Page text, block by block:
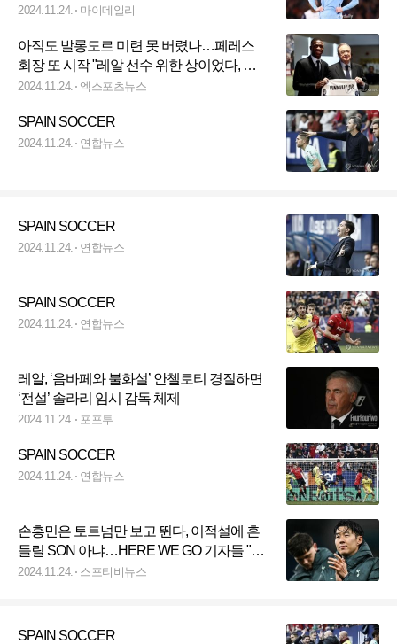
'디펜딩 챔프' 맨시티
2024.11.24. 마이데일리
아직도 발롱도르 미련 못 버렸나…페레스
회장 또 시작 "레알 선수 위한 상이었다, 믿
기 힘든 일 벌어져"
2024.11.24. 엑스포츠뉴스
SPAIN SOCCER
2024.11.24. 연합뉴스
SPAIN SOCCER
2024.11.24. 연합뉴스
SPAIN SOCCER
2024.11.24. 연합뉴스
레알, ‘음바페와 불화설’ 안첼로티 경질하면
‘전설’ 솔라리 임시 감독 체제
2024.11.24. 포포투
SPAIN SOCCER
2024.11.24. 연합뉴스
손흥민은 토트넘만 보고 뛴다, 이적설에 흔
들릴 SON 아냐…HERE WE GO 기자들 "1
년 연장 발동"
2024.11.24. 스포티비뉴스
SPAIN SOCCER